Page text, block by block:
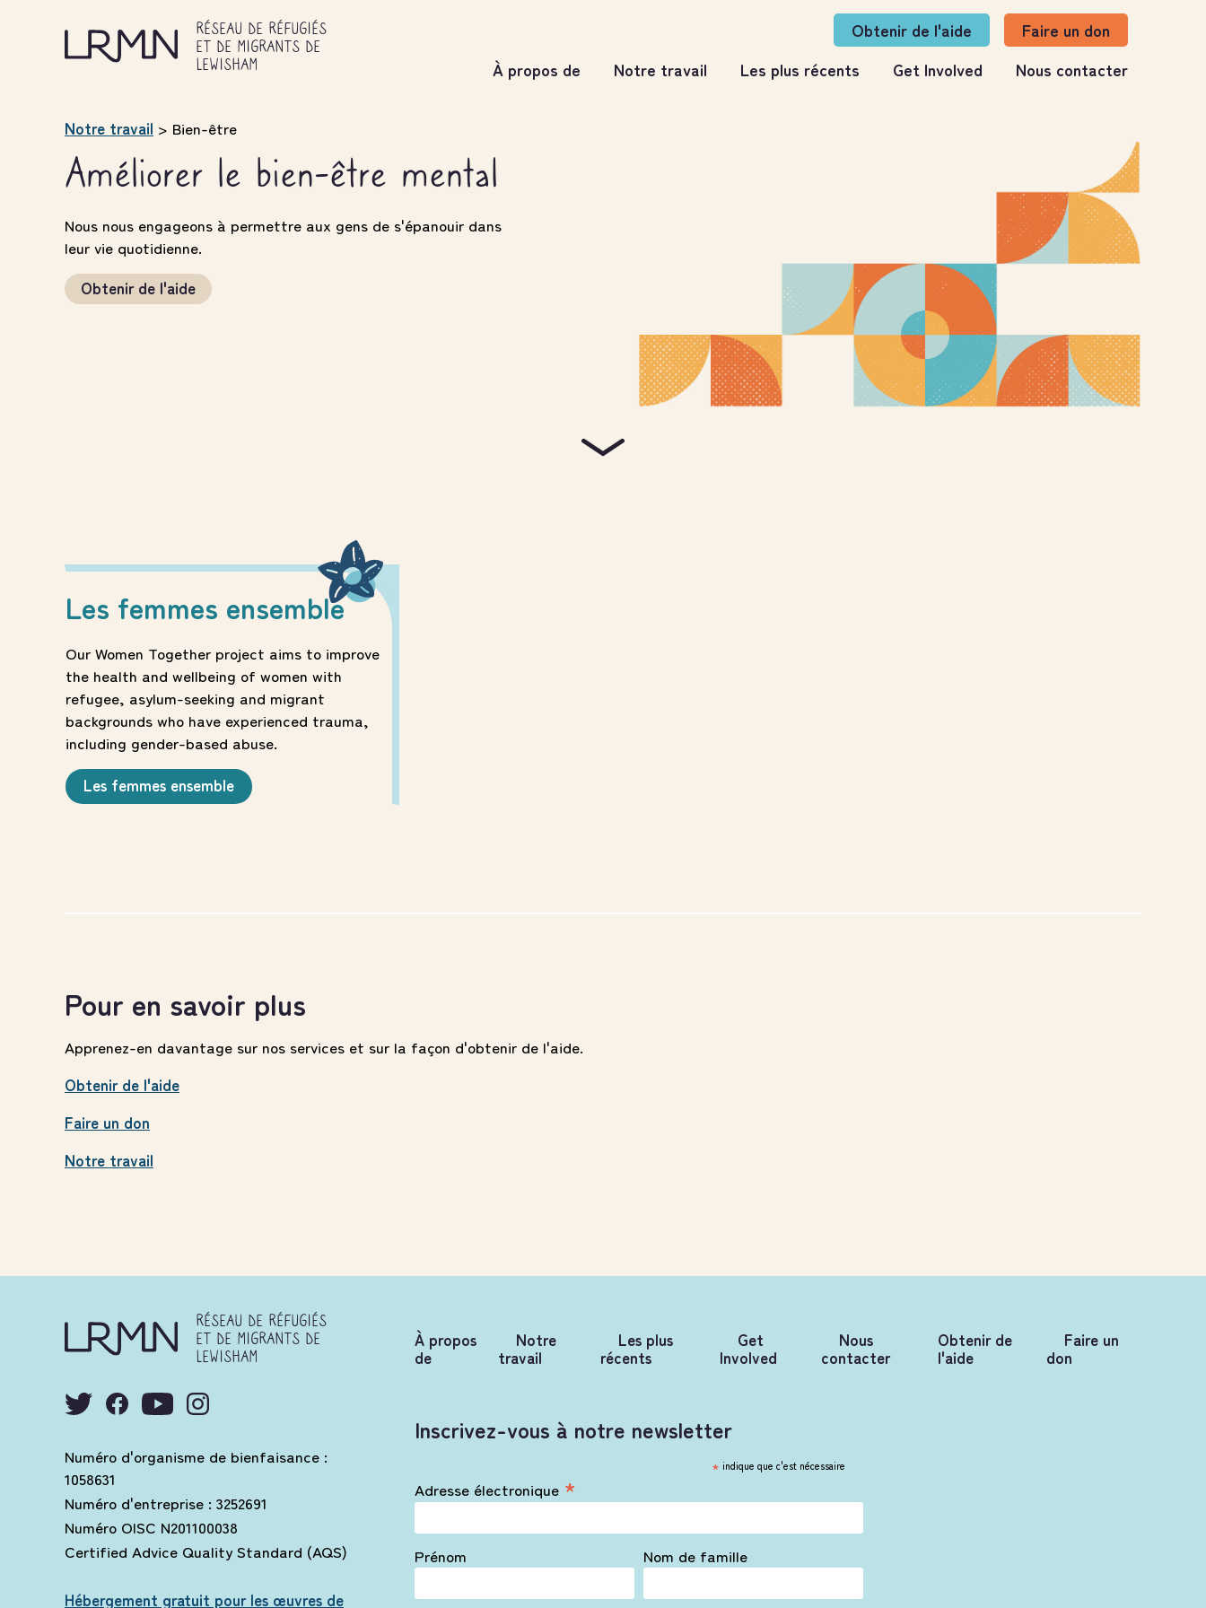
RÉSEAU DE RÉFUGIÉS
ET DE MIGRANTS DE
LEWISHAM
Obtenir de l'aide
Faire un don
À propos de
Notre travail Les plus récents Get Involved Nous contacter
Notre travail > Bien-être
Améliorer le bien-être mental
Nous nous engageons à permettre aux gens de s'épanouir dans
leur vie quotidienne.
Obtenir de l'aide
Les femmes ensemble
Our Women Together project aims to improve
the health and wellbeing of women with
refugee, asylum-seeking and migrant
backgrounds who have experienced trauma,
including gender-based abuse.
Les femmes ensemble
Pour en savoir plus
Apprenez-en davantage sur nos services et sur la façon d'obtenir de l'aide.
Obtenir de l'aide
Faire un don
Notre travail
RÉSEAU DE RÉFUGIÉS
ET DE MIGRANTS DE
LEWISHAM
Numéro d'organisme de bienfaisance :
1058631
Numéro d'entreprise : 3252691
Numéro OISC N201100038
Certified Advice Quality Standard (AQS)
Hébergement gratuit pour les œuvres de
À propos
de
Notre
travail
Les plus
récents
Get
Involved
Nous
contacter
Obtenir de
l'aide
Faire un
don
Inscrivez-vous à notre newsletter
* indique que c'est nécessaire
Adresse électronique *
Prénom Nom de famille